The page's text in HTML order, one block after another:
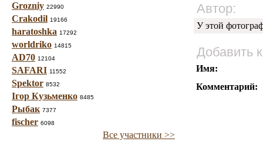
Grozniy 22990
Crakodil 19166
haratoshka 17292
worldriko 14815
AD70 12104
SAFARI 11552
Spektor 8532
Ігор Кузьменко 8485
Рыбак 7377
fischer 6098
Все участники >>
Автор:
У этой
Добавить
Имя:
Комментарий: